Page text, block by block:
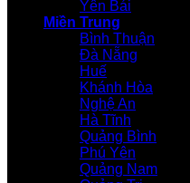
Yên Bái
Miền Trung
Bình Thuận
Đà Nẵng
Huế
Khánh Hòa
Nghệ An
Hà Tĩnh
Quảng Bình
Phú Yên
Quảng Nam